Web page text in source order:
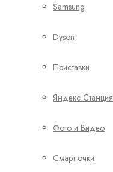
Samsung
Dyson
Приставки
Яндекс Станция
Фото и Видео
Смарт-очки